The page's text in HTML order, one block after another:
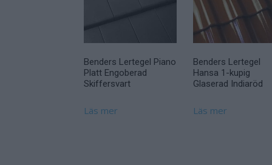
Benders Lertegel Piano
Platt Engoberad
Skiffersvart
Läs mer
Benders Lertegel
Hansa 1-kupig
Glaserad Indiaröd
Läs mer